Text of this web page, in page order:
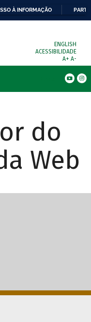
À INFORMAÇÃO
ENGLISH
ACESSIBILIDADE
A+ A-
do
Web